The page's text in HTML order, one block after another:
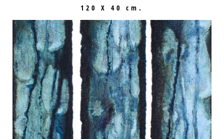
120 X 40 cm.